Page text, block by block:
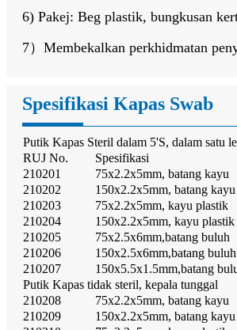
6) Pakej: Beg plastik, bungkusan
7）Membekalkan perkhidmatan
Spesifikasi Kapas Swab
Putik Kapas Steril dalam 5'S, dalam satu
RUJ No.
Spesifikasi
210201
75x2.2x5mm, batang kayu
210202
150x2.2x5mm, batang kayu
210203
75x2.2x5mm, kayu plastik
210204
150x2.2x5mm, kayu plastik
210205
75x2.5x6mm,batang buluh
210206
150x2.5x6mm,batang buluh
210207
150x5.5x1.5mm,batang
Putik Kapas tidak steril, kepala tunggal
210208
75x2.2x5mm, batang kayu
210209
150x2.2x5mm, batang kayu